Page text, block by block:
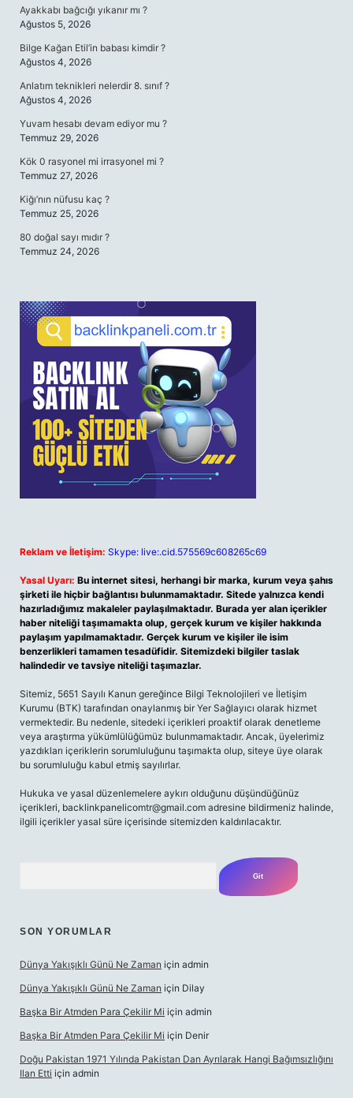
Ayakkabı bağcığı yıkanır mı ?
Ağustos 5, 2026
Bilge Kağan Etil’in babası kimdir ?
Ağustos 4, 2026
Anlatım teknikleri nelerdir 8. sınıf ?
Ağustos 4, 2026
Yuvam hesabı devam ediyor mu ?
Temmuz 29, 2026
Kök 0 rasyonel mi irrasyonel mi ?
Temmuz 27, 2026
Kiğı’nın nüfusu kaç ?
Temmuz 25, 2026
80 doğal sayı mıdır ?
Temmuz 24, 2026
Reklam ve İletişim: Skype: live:.cid.575569c608265c69
Yasal Uyarı: Bu internet sitesi, herhangi bir marka, kurum veya şahıs
şirketi ile hiçbir bağlantısı bulunmamaktadır. Sitede yalnızca kendi
hazırladığımız makaleler paylaşılmaktadır. Burada yer alan içerikler
haber niteliği taşımamakta olup, gerçek kurum ve kişiler hakkında
paylaşım yapılmamaktadır. Gerçek kurum ve kişiler ile isim
benzerlikleri tamamen tesadüfidir. Sitemizdeki bilgiler taslak
halindedir ve tavsiye niteliği taşımazlar.
Sitemiz, 5651 Sayılı Kanun gereğince Bilgi Teknolojileri ve İletişim
Kurumu (BTK) tarafından onaylanmış bir Yer Sağlayıcı olarak hizmet
vermektedir. Bu nedenle, sitedeki içerikleri proaktif olarak denetleme
veya araştırma yükümlülüğümüz bulunmamaktadır. Ancak, üyelerimiz
yazdıkları içeriklerin sorumluluğunu taşımakta olup, siteye üye olarak
bu sorumluluğu kabul etmiş sayılırlar.
Hukuka ve yasal düzenlemelere aykırı olduğunu düşündüğünüz
içerikleri, backlinkpanelicomtr@gmail.com adresine bildirmeniz halinde,
ilgili içerikler yasal süre içerisinde sitemizden kaldırılacaktır.
SON YORUMLAR
Dünya Yakışıklı Günü Ne Zaman için admin
Dünya Yakışıklı Günü Ne Zaman için Dilay
Başka Bir Atmden Para Çekilir Mi için admin
Başka Bir Atmden Para Çekilir Mi için Denir
Doğu Pakistan 1971 Yılında Pakistan Dan Ayrılarak Hangi Bağımsızlığını
Ilan Etti için admin